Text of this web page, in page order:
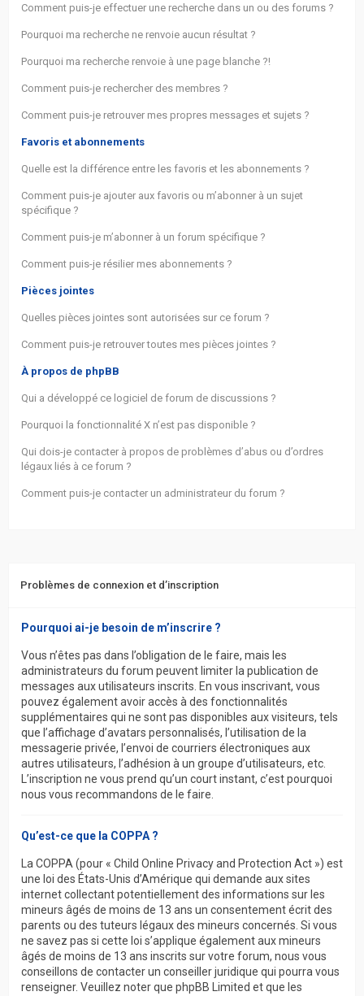
Comment puis-je effectuer une recherche dans un ou des forums ?
Pourquoi ma recherche ne renvoie aucun résultat ?
Pourquoi ma recherche renvoie à une page blanche ?!
Comment puis-je rechercher des membres ?
Comment puis-je retrouver mes propres messages et sujets ?
Favoris et abonnements
Quelle est la différence entre les favoris et les abonnements ?
Comment puis-je ajouter aux favoris ou m’abonner à un sujet
spécifique ?
Comment puis-je m’abonner à un forum spécifique ?
Comment puis-je résilier mes abonnements ?
Pièces jointes
Quelles pièces jointes sont autorisées sur ce forum ?
Comment puis-je retrouver toutes mes pièces jointes ?
À propos de phpBB
Qui a développé ce logiciel de forum de discussions ?
Pourquoi la fonctionnalité X n’est pas disponible ?
Qui dois-je contacter à propos de problèmes d’abus ou d’ordres
légaux liés à ce forum ?
Comment puis-je contacter un administrateur du forum ?
Problèmes de connexion et d’inscription
Pourquoi ai-je besoin de m’inscrire ?
Vous n’êtes pas dans l’obligation de le faire, mais les
administrateurs du forum peuvent limiter la publication de
messages aux utilisateurs inscrits. En vous inscrivant, vous
pouvez également avoir accès à des fonctionnalités
supplémentaires qui ne sont pas disponibles aux visiteurs, tels
que l’affichage d’avatars personnalisés, l’utilisation de la
messagerie privée, l’envoi de courriers électroniques aux
autres utilisateurs, l’adhésion à un groupe d’utilisateurs, etc.
L’inscription ne vous prend qu’un court instant, c’est pourquoi
nous vous recommandons de le faire.
Qu’est-ce que la COPPA ?
La COPPA (pour « Child Online Privacy and Protection Act ») est
une loi des États-Unis d’Amérique qui demande aux sites
internet collectant potentiellement des informations sur les
mineurs âgés de moins de 13 ans un consentement écrit des
parents ou des tuteurs légaux des mineurs concernés. Si vous
ne savez pas si cette loi s’applique également aux mineurs
âgés de moins de 13 ans inscrits sur votre forum, nous vous
conseillons de contacter un conseiller juridique qui pourra vous
renseigner. Veuillez noter que phpBB Limited et que les